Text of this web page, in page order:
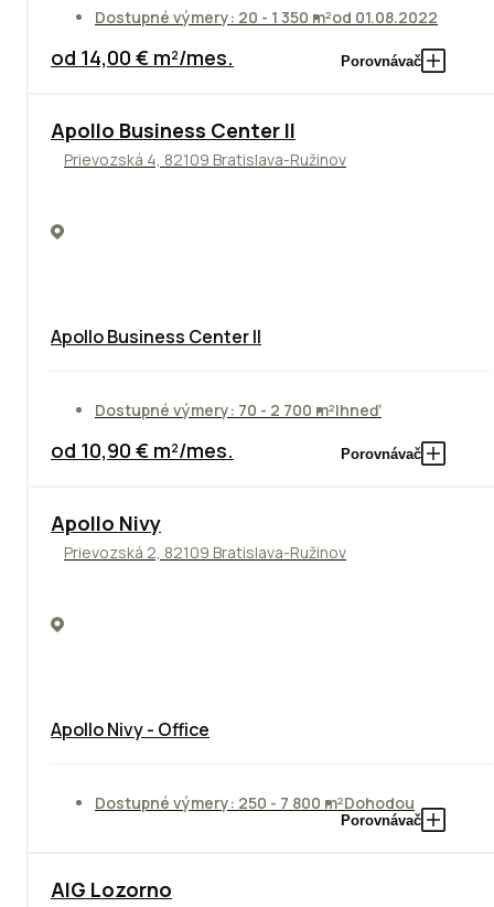
Dostupné výmery: 20 - 1 350 m²od 01.08.2022
od 14,00 € m²/mes. Porovnávač
TOP NOVINKA ODPORÚČAME
Apollo Business Center II
Prievozská 4, 82109 Bratislava-Ružinov
Apollo Business Center II
Dostupné výmery: 70 - 2 700 m²Ihneď
od 10,90 € m²/mes. Porovnávač
Apollo Nivy
Prievozská 2, 82109 Bratislava-Ružinov
Apollo Nivy - Office
Dostupné výmery: 250 - 7 800 m²Dohodou
Porovnávač
TOP
AIG Lozorno